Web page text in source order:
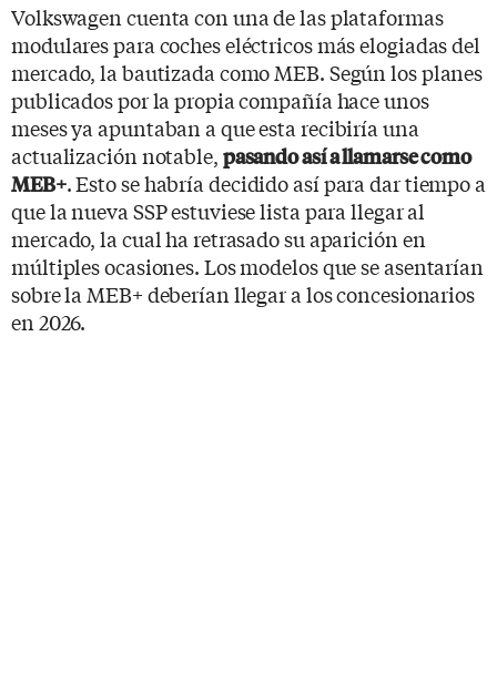
Volkswagen cuenta con una de las plataformas
modulares para coches eléctricos más elogiadas del
mercado, la bautizada como MEB. Según los planes
publicados por la propia compañía hace unos
meses ya apuntaban a que esta recibiría una
actualización notable, pasando así a llamarse como
MEB+. Esto se habría decidido así para dar tiempo a
que la nueva SSP estuviese lista para llegar al
mercado, la cual ha retrasado su aparición en
múltiples ocasiones. Los modelos que se asentarían
sobre la MEB+ deberían llegar a los concesionarios
en 2026.